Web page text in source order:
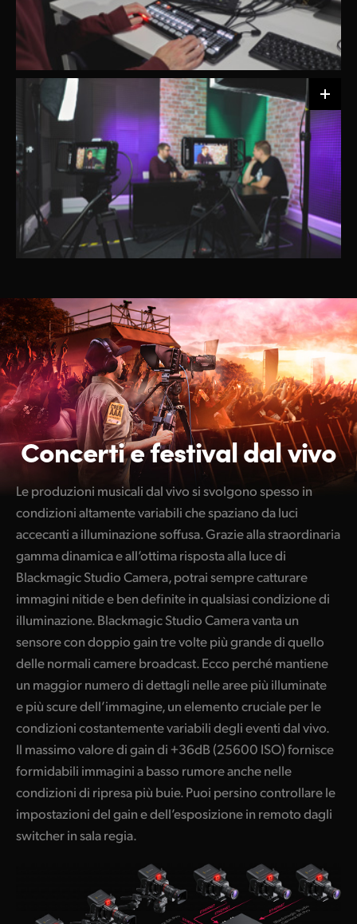
Concerti e festival dal vivo
Le produzioni musicali dal vivo si svolgono spesso in
condizioni altamente variabili che spaziano da luci
accecanti a illuminazione soffusa. Grazie alla straordinaria
gamma dinamica e all’ottima risposta alla luce di
Blackmagic Studio Camera, potrai sempre catturare
immagini nitide e ben definite in qualsiasi condizione di
illuminazione. Blackmagic Studio Camera vanta un
sensore con doppio gain tre volte più grande di quello
delle normali camere broadcast. Ecco perché mantiene
un maggior numero di dettagli nelle aree più illuminate
e più scure dell’immagine, un elemento cruciale per le
condizioni costantemente variabili degli eventi dal vivo.
Il massimo valore di gain di +36dB (25600 ISO) fornisce
formidabili immagini a basso rumore anche nelle
condizioni di ripresa più buie. Puoi persino controllare le
impostazioni del gain e dell’esposizione in remoto dagli
switcher in sala regia.